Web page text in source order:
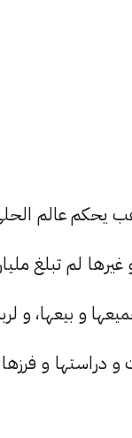
يحكم عالم
لم تبلغ
و بيعها،
و دراستها و